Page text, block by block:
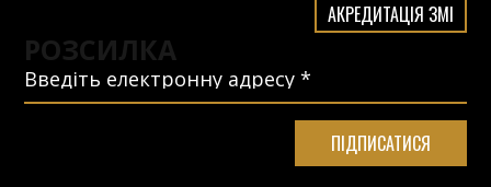
АКРЕДИТАЦІЯ ЗМІ
РОЗСИЛКА